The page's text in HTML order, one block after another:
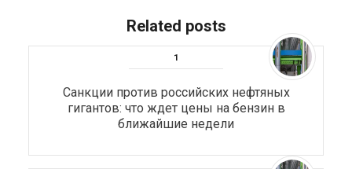
Related posts
Санкции против российских нефтяных
гигантов: что ждет цены на бензин в
ближайшие недели